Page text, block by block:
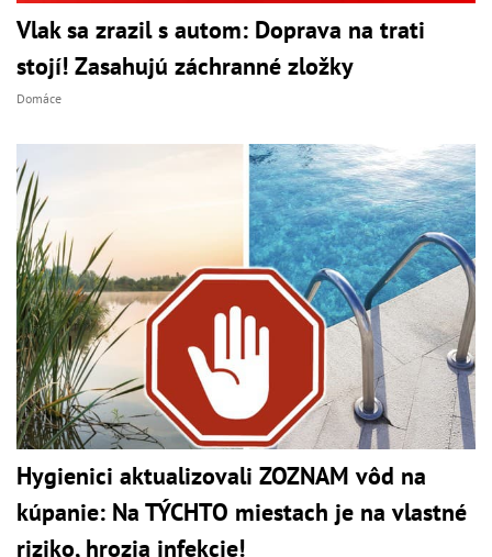
Vlak sa zrazil s autom: Doprava na trati
stojí! Zasahujú záchranné zložky
Domáce
Hygienici aktualizovali ZOZNAM vôd na
kúpanie: Na TÝCHTO miestach je na vlastné
riziko, hrozia infekcie!